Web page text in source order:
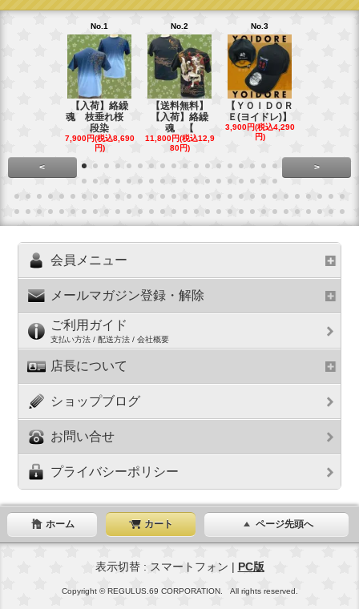
No.1
【入荷】絡繰
魂 枝垂れ桜
段染
7,900円(税込8,690
円)
No.2
【送料無料】
【入荷】絡繰
魂 【
11,800円(税込12,9
80円)
No.3
【ＹＯＩＤＯＲ
Ｅ(ヨイドレ)】
3,900円(税込4,290
円)
< >
会員メニュー
メールマガジン登録・解除
ご利用ガイド
支払い方法 / 配送方法 / 会社概要
店長について
ショップブログ
お問い合せ
プライバシーポリシー
ホーム カート ページ先頭へ
表示切替 : スマートフォン | PC版
Copyright © REGULUS.69 CORPORATION. All rights reserved.